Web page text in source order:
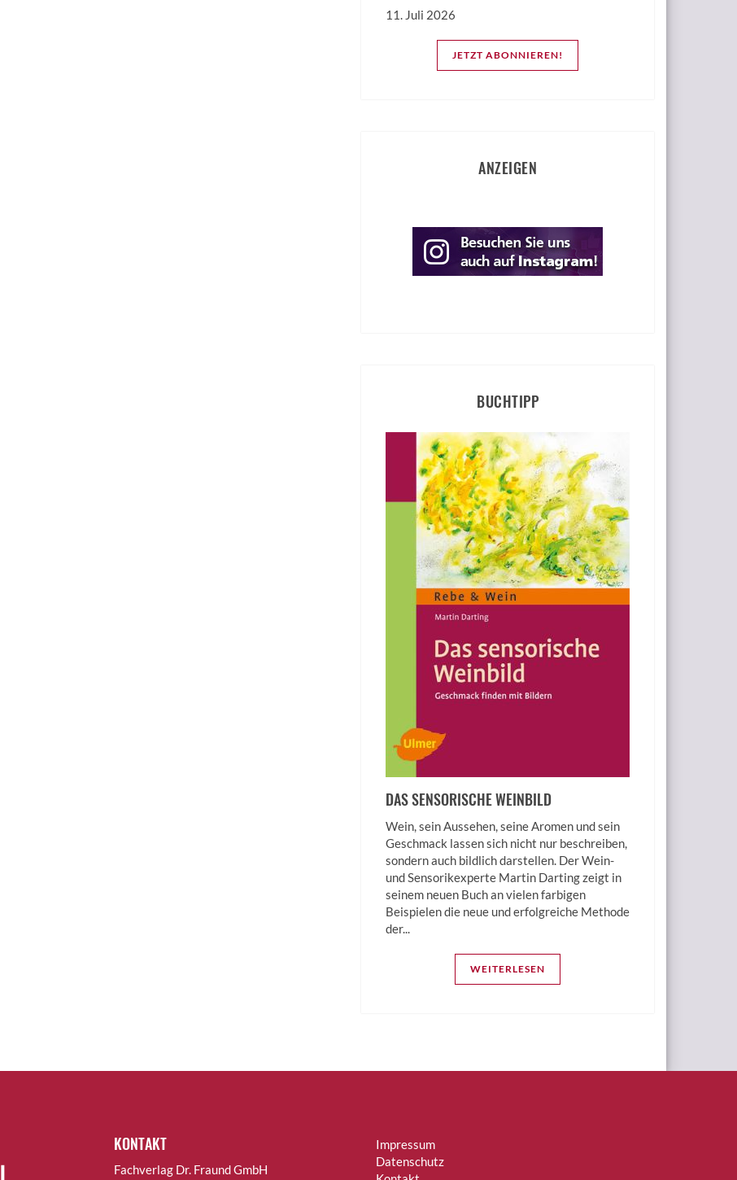
11. Juli 2026
JETZT ABONNIEREN!
ANZEIGEN
BUCHTIPP
DAS SENSORISCHE WEINBILD
Wein, sein Aussehen, seine Aromen und sein
Geschmack lassen sich nicht nur beschreiben,
sondern auch bildlich darstellen. Der Wein-
und Sensorikexperte Martin Darting zeigt in
seinem neuen Buch an vielen farbigen
Beispielen die neue und erfolgreiche Methode
der...
WEITERLESEN
KONTAKT
Fachverlag Dr. Fraund GmbH
Impressum
Datenschutz